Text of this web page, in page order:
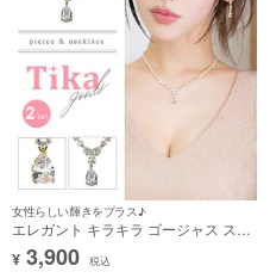
女性らしい輝きをプラス♪
エレガント キラキラ ゴージャス スト
ーン アクセサリー 2点セット [ネック
レス＋ピアス]
¥ 3,900 税込